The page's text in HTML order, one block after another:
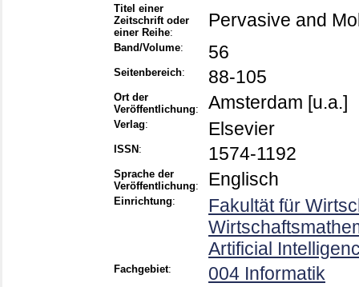
Titel einer
Zeitschrift oder
einer Reihe:
Pervasive and
Band/Volume: 56
Seitenbereich: 88-105
Ort der
Veröffentlichung: Amsterdam [u.a.]
Verlag: Elsevier
ISSN : 1574-1192
Sprache der
Veröffentlichung: Englisch
Einrichtung:
Fakultät für
Artificial
Fachgebiet: 004 Informatik